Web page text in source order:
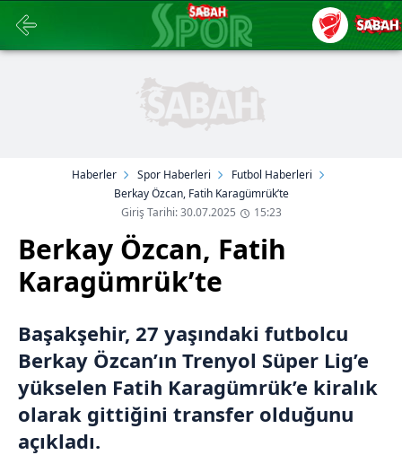
Haberler Spor Haberleri
Futbol Haberleri
Berkay Özcan, Fatih Karagümrük’te
Giriş Tarihi: 30.07.2025
15:23
Berkay Özcan, Fatih
Karagümrük’te
Başakşehir, 27 yaşındaki futbolcu
Berkay Özcan’ın Trenyol Süper Lig’e
yükselen Fatih Karagümrük’e kiralık
olarak gittiğini transfer olduğunu
açıkladı.